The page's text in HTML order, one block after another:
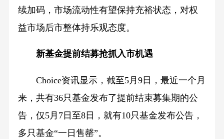
续加码，市场流动性有望保持充裕状态，对权
益市场后市整体持乐观态度。
新基金提前结募抢抓入市机遇
Choice资讯显示，截至5月9日，最近一个月
来，共有36只基金发布了提前结束募集期的公
告，仅5月7日至8日，就有10只基金发布公告，
多只基金“一日售罄”。